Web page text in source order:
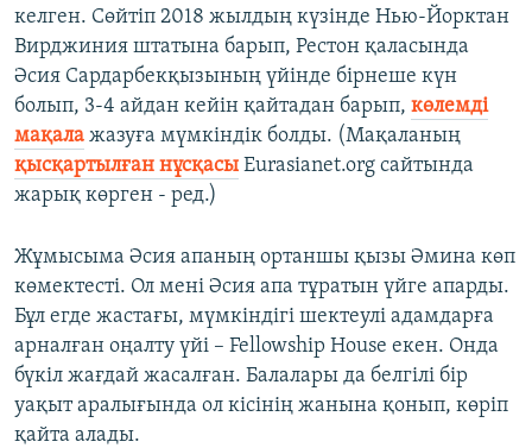
келген. Сөйтіп 2018 жылдың күзінде Нью-Йорктан
Вирджиния штатына барып, Рестон қаласында
Әсия Сардарбекқызының үйінде бірнеше күн
болып, 3-4 айдан кейін қайтадан барып, көлемді
мақала жазуға мүмкіндік болды. (Мақаланың
қысқартылған нұсқасы Eurasianet.org сайтында
жарық көрген - ред.)
Жұмысыма Әсия апаның ортаншы қызы Әмина көп
көмектесті. Ол мені Әсия апа тұратын үйге апарды.
Бұл егде жастағы, мүмкіндігі шектеулі адамдарға
арналған оңалту үйі – Fellowship House екен. Онда
бүкіл жағдай жасалған. Балалары да белгілі бір
уақыт аралығында ол кісінің жанына қонып, көріп
қайта алады.